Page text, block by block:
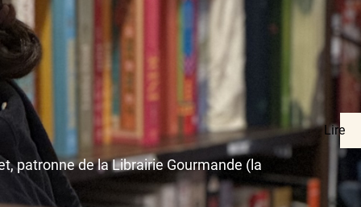
patronne de la Librairie Gourmande (la
Lire